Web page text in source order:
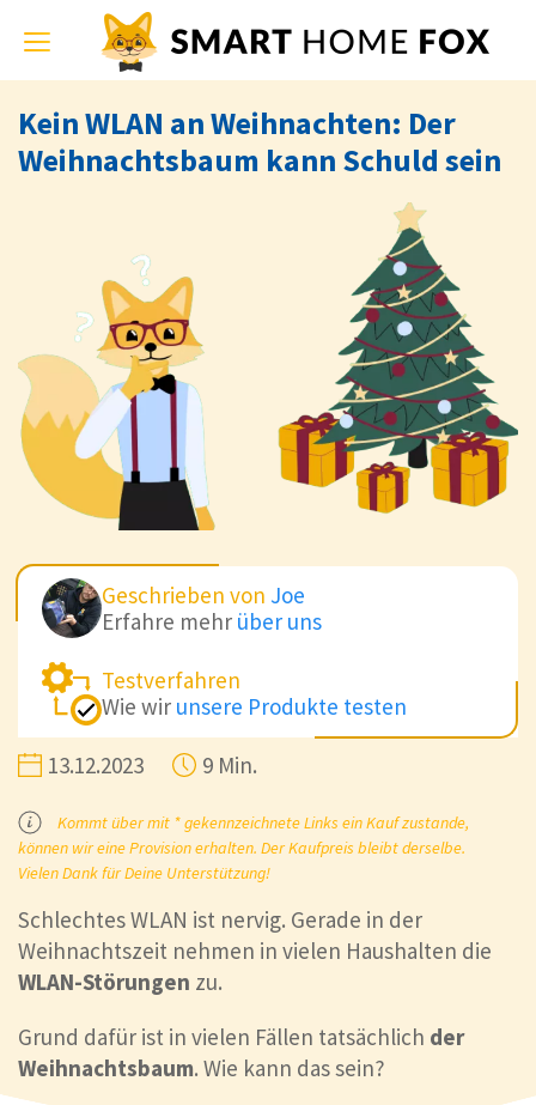
Toggle
navigation
Kein WLAN an Weihnachten: Der
Weihnachtsbaum kann Schuld sein
Geschrieben von Joe
Erfahre mehr über uns
Testverfahren
Wie wir unsere Produkte testen
13.12.2023 9 Min.
Kommt über mit * gekennzeichnete Links ein Kauf zustande,
können wir eine Provision erhalten. Der Kaufpreis bleibt derselbe.
Vielen Dank für Deine Unterstützung!
Schlechtes WLAN ist nervig. Gerade in der
Weihnachtszeit nehmen in vielen Haushalten die
WLAN-Störungen zu.
Grund dafür ist in vielen Fällen tatsächlich der
Weihnachtsbaum. Wie kann das sein?